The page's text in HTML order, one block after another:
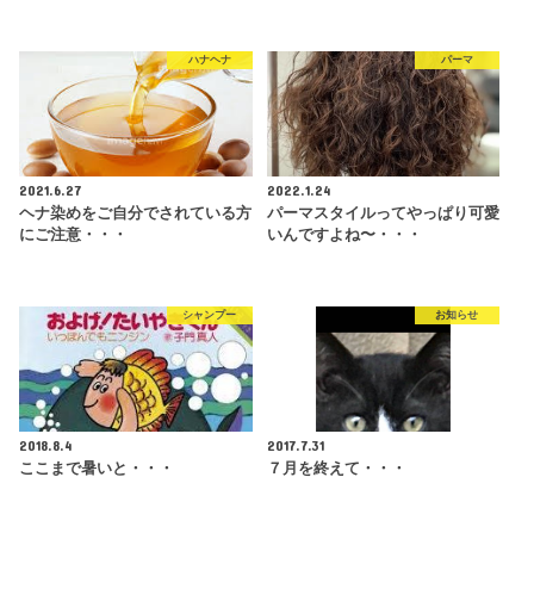
ハナヘナ
2021.6.27
ヘナ染めをご自分でされている方
にご注意・・・
パーマ
2022.1.24
パーマスタイルってやっぱり可愛
いんですよね〜・・・
シャンプー
2018.8.4
ここまで暑いと・・・
お知らせ
2017.7.31
７月を終えて・・・